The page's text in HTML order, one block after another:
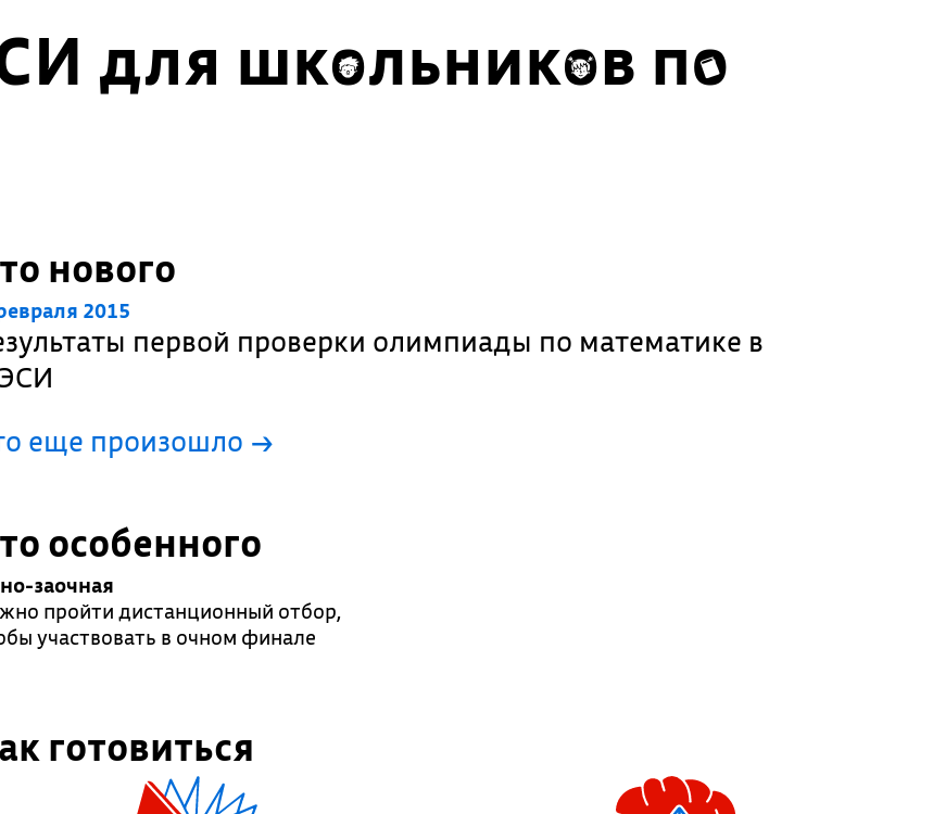
для школьников по
нового
2015
первой проверки олимпиады по математике в
еще произошло →
особенного
заочная
пройти дистанционный отбор,
участвовать в очном финале
готовиться